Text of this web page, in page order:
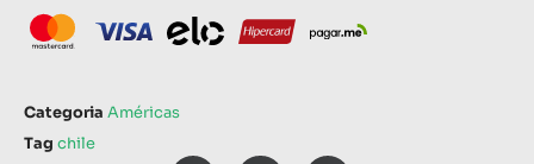
Categoria Américas
Tag chile